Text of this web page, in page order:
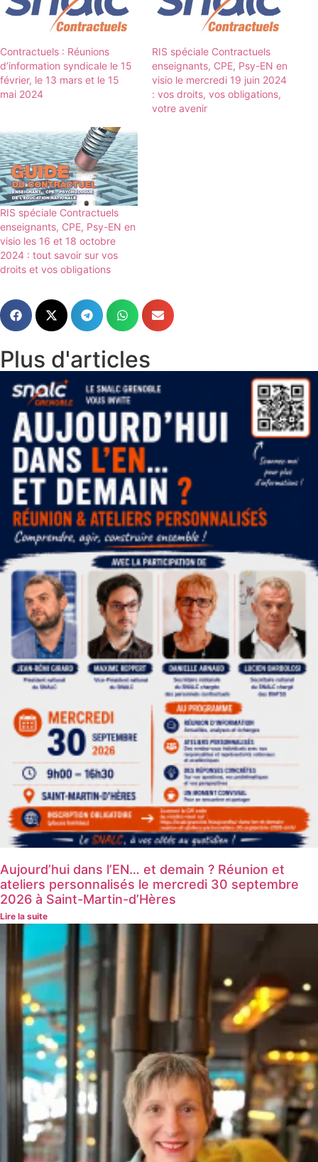
Contractuels : Réunions
d’information syndicale le 15
février, le 13 mars et le 15
mai 2024
RIS spéciale Contractuels
enseignants, CPE, Psy-EN en
visio le mercredi 19 juin 2024
: vos droits, vos obligations,
votre avenir
RIS spéciale Contractuels
enseignants, CPE, Psy-EN en
visio les 16 et 18 octobre
2024 : tout savoir sur vos
droits et vos obligations
Plus d'articles
Aujourd’hui dans l’EN… et demain ? Réunion et
ateliers personnalisés le mercredi 30 septembre
2026 à Saint-Martin-d’Hères
Lire la suite